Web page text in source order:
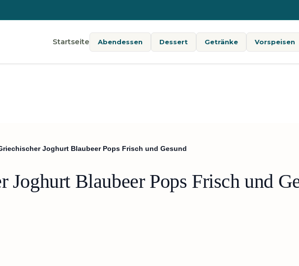
Startseite Abendessen Dessert Getränke Vorspeisen
Joghurt Blaubeer Pops Frisch und Gesund
Joghurt Blaubeer Pops Frisch und